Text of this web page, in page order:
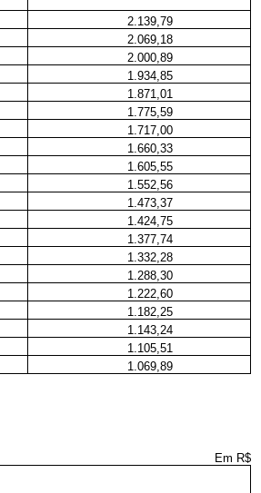
2.139,79
2.069,18
2.000,89
1.934,85
1.871,01
1.775,59
1.717,00
1.660,33
1.605,55
1.552,56
1.473,37
1.424,75
1.377,74
1.332,28
1.288,30
1.222,60
1.182,25
1.143,24
1.105,51
1.069,89
Em R$